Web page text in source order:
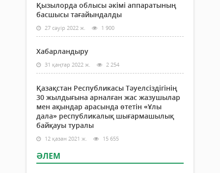
Қызылорда облысы әкімі аппаратының
басшысы тағайындалды
27 сәуір 2022 ж. 1 900
Хабарландыру
31 қаңтар 2022 ж. 2 254
Қазақстан Республикасы Тәуелсіздігінің
30 жылдығына арналған жас жазушылар
мен ақындар арасында өтетін «Ұлы
дала» республикалық шығармашылық
байқауы туралы
12 қазан 2021 ж. 15 655
ӘЛЕМ